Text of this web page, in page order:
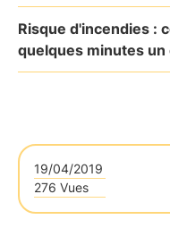
Risque d'incendies :
quelques minutes
19/04/2019
276 Vues